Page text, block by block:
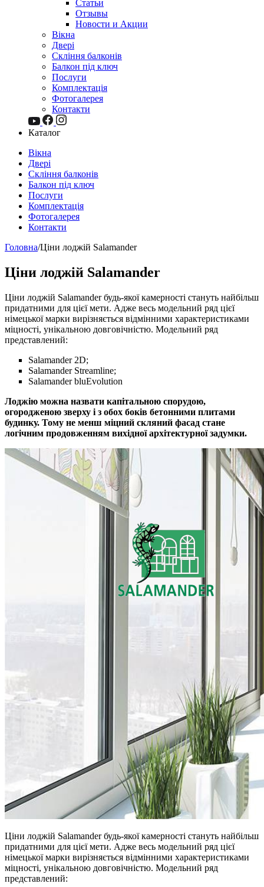
Статьи
Отзывы
Новости и Акции
Вікна
Двері
Скління балконів
Балкон під ключ
Послуги
Комплектація
Фотогалерея
Контакти
Каталог
Вікна
Двері
Скління балконів
Балкон під ключ
Послуги
Комплектація
Фотогалерея
Контакти
Головна/Ціни лоджій Salamander
Ціни лоджій Salamander
Ціни лоджій Salamander будь-якої камерності стануть найбільш
придатними для цієї мети. Адже весь модельний ряд цієї
німецької марки вирізняється відмінними характеристиками
міцності, унікальною довговічністю. Модельний ряд
представлений:
Salamander 2D;
Salamander Streamline;
Salamander bluEvolution
Лоджію можна назвати капітальною спорудою,
огородженою зверху і з обох боків бетонними плитами
будинку. Тому не менш міцний скляний фасад стане
логічним продовженням вихідної архітектурної задумки.
Ціни лоджій Salamander будь-якої камерності стануть найбільш
придатними для цієї мети. Адже весь модельний ряд цієї
німецької марки вирізняється відмінними характеристиками
міцності, унікальною довговічністю. Модельний ряд
представлений: